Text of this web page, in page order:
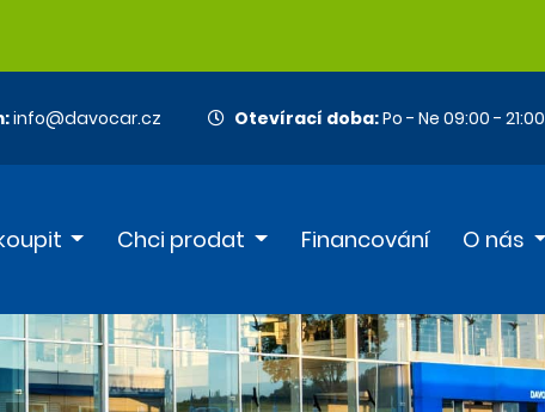
info@davocar.cz Otevírací doba:Po - Ne 09:00 - 21:00
Chci prodat Financování O nás